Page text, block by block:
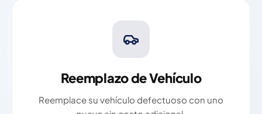
Reemplazo de Vehículo
Reemplace su vehículo defectuoso con uno